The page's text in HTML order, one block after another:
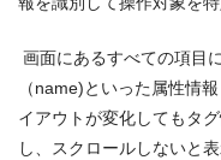
画面にあるすべての項目
（name)といった属性情
イアウトが変化してもタ
し、スクロールしないと